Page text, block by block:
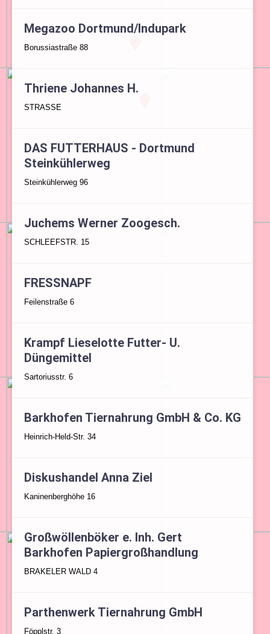
Megazoo Dortmund/Indupark
Borussiastraße 88
Thriene Johannes H.
STRASSE
DAS FUTTERHAUS - Dortmund
Steinkühlerweg
Steinkühlerweg 96
Juchems Werner Zoogesch.
SCHLEEFSTR. 15
FRESSNAPF
Feilenstraße 6
Krampf Lieselotte Futter- U.
Düngemittel
Sartoriusstr. 6
Barkhofen Tiernahrung GmbH & Co. KG
Heinrich-Held-Str. 34
Diskushandel Anna Ziel
Kaninenberghöhe 16
Großwöllenböker e. Inh. Gert
Barkhofen Papiergroßhandlung
BRAKELER WALD 4
Parthenwerk Tiernahrung GmbH
Föpplstr. 3